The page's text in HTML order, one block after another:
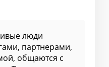
люди
партнерами,
общаются с